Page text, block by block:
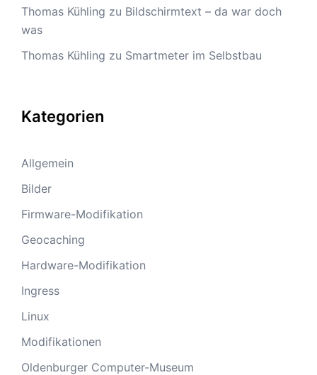
Thomas Kühling zu Bildschirmtext – da war doch
was
Thomas Kühling zu Smartmeter im Selbstbau
Kategorien
Allgemein
Bilder
Firmware-Modifikation
Geocaching
Hardware-Modifikation
Ingress
Linux
Modifikationen
Oldenburger Computer-Museum